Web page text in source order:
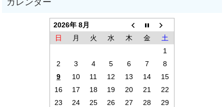
2026年 8月
日
月 火 水 木 金
土
1
2
3 4 5 6 7
8
9
10 11 12 13 14
15
16
17 18 19 20 21
22
23
24 25 26 27 28
29